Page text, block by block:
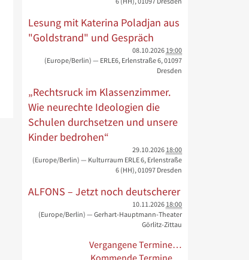
Lesung mit Katerina Poladjan aus
"Goldstrand" und Gespräch
08.10.2026 19:00
(Europe/Berlin) — ERLE6, Erlenstraße 6, 01097
Dresden
„Rechtsruck im Klassenzimmer.
Wie neurechte Ideologien die
Schulen durchsetzen und unsere
Kinder bedrohen“
29.10.2026 18:00
(Europe/Berlin) — Kulturraum ERLE 6, Erlenstraße
6 (HH), 01097 Dresden
ALFONS – Jetzt noch deutscherer
10.11.2026 18:00
(Europe/Berlin) — Gerhart-Hauptmann-Theater
Görlitz-Zittau
Vergangene Termine…